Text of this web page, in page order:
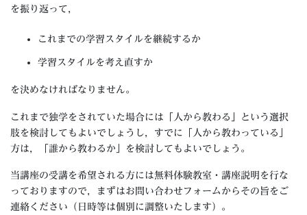
を振り返って，
これまでの学習スタイルを継続するか
学習スタイルを考え直すか
を決めなければなりません。
これまで独学をされていた場合には「人から教わる」という選択
肢を検討してもよいでしょうし，すでに「人から教わっている」
方は，「誰から教わるか」を検討してもよいでしょう。
当講座の受講を希望される方には無料体験教室・講座説明を行な
っておりますので，まずはお問い合わせフォームからその旨をご
連絡ください（日時等は個別に調整いたします）。